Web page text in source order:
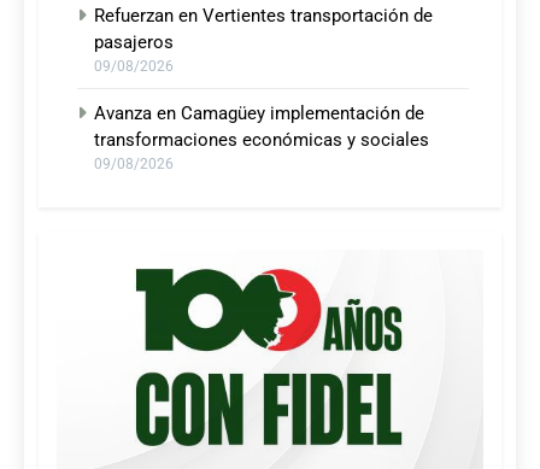
Refuerzan en Vertientes transportación de
pasajeros
09/08/2026
Avanza en Camagüey implementación de
transformaciones económicas y sociales
09/08/2026